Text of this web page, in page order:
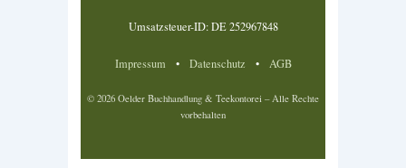
Umsatzsteuer-ID: DE 252967848
Impressum • Datenschutz • AGB
© 2026 Oelder Buchhandlung & Teekontorei – Alle Rechte
vorbehalten